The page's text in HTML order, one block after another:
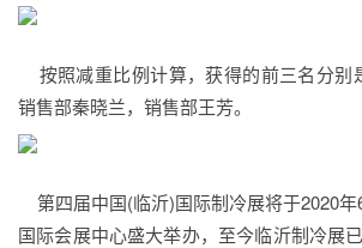
按照减重比例计算，获得的前三名分别
销售部秦晓兰，销售部王芳。
第四届中国(临沂)国际制冷展将于2020
国际会展中心盛大举办，至今临沂制冷展